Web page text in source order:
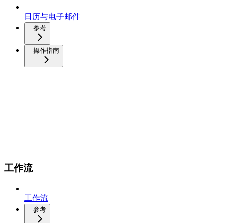
日历与电子邮件
参考
操作指南
工作流
工作流
参考